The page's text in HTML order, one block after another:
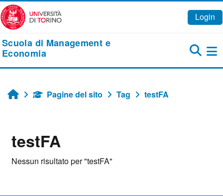
Vai al contenuto principale
Login
Scuola di Management e
Economia
HomePagine del sito Tag testFA
testFA
Nessun risultato per "testFA"